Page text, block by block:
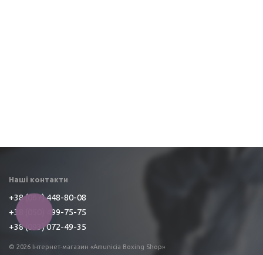
Наші контакти
+38 (067) 448-80-08
+38 (050) 499-75-75
+38 (093) 072-49-35
© 2026 Інтернет-магазин «Amunicia Boxing Shop»